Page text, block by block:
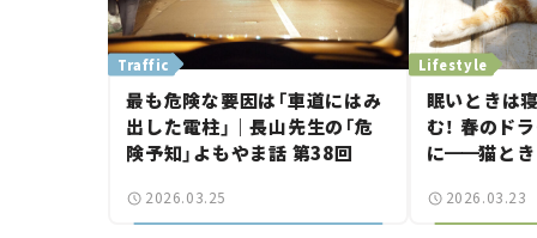
Traffic
最も危険な要因は「車道にはみ
出した電柱」｜長山先生の「危
険予知」よもやま話 第38回
2026.03.25
Lifestyle
眠いときは
む！ 春のド
に━━猫と
2026.03.23